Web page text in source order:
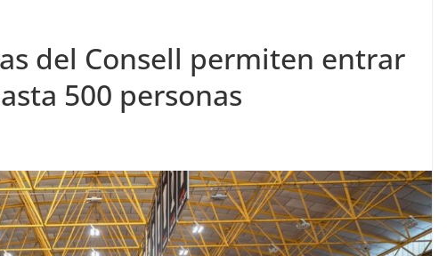
del Consell permiten entrar
500 personas